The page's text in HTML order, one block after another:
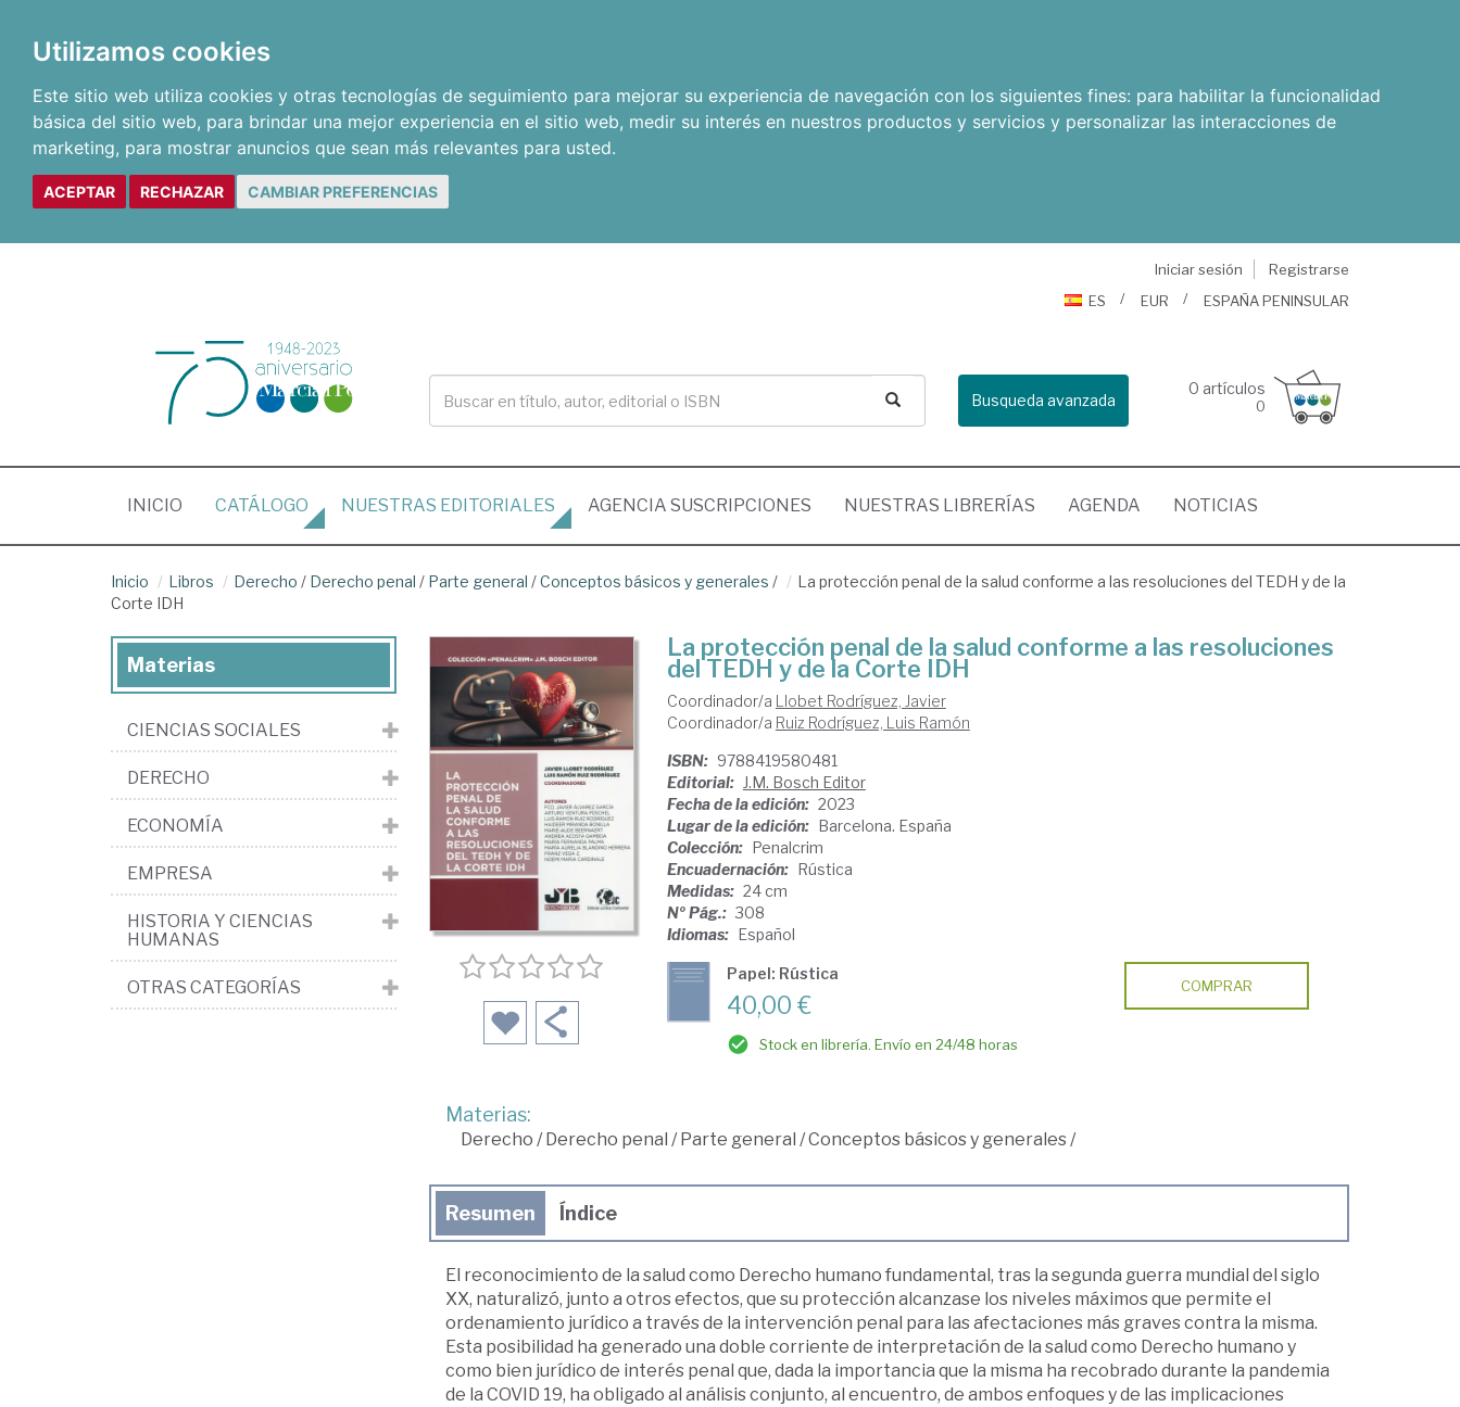
Utilizamos cookies
Este sitio web utiliza cookies y otras tecnologías de seguimiento para mejorar su experiencia de navegación con los siguientes fines: para habilitar la funcionalidad
básica del sitio web, para brindar una mejor experiencia en el sitio web, medir su interés en nuestros productos y servicios y personalizar las interacciones de
marketing, para mostrar anuncios que sean más relevantes para usted.
ACEPTAR RECHAZAR CAMBIAR PREFERENCIAS
Iniciar sesión
Registrarse
ES
EUR ESPAÑA PENINSULAR
Busqueda avanzada
0 artículos
0
INICIO (CURRENT)
CATÁLOGO NUESTRAS EDITORIALES AGENCIA SUSCRIPCIONES NUESTRAS LIBRERÍAS AGENDA NOTICIAS
Inicio Libros Derecho / Derecho penal / Parte general /Conceptos básicos y generales /
La protección penal de la salud conforme a las resoluciones del TEDH y de la
Corte IDH
La protección penal de la salud conforme a las resoluciones
del TEDH y de la Corte IDH
Coordinador/a Llobet Rodríguez, Javier
Coordinador/a Ruiz Rodríguez, Luis Ramón
ISBN: 9788419580481
Editorial: J.M. Bosch Editor
Fecha de la edición: 2023
Lugar de la edición: Barcelona. España
Colección: Penalcrim
Encuadernación: Rústica
Medidas: 24 cm
Nº Pág.: 308
Idiomas: Español
Papel: Rústica
40,00 €
Stock en librería. Envío en 24/48 horas
COMPRAR
Materias:
Derecho /Derecho penal /Parte general /Conceptos básicos y generales/
Resumen Índice
El reconocimiento de la salud como Derecho humano fundamental, tras la segunda guerra mundial del siglo
XX, naturalizó, junto a otros efectos, que su protección alcanzase los niveles máximos que permite el
ordenamiento jurídico a través de la intervención penal para las afectaciones más graves contra la misma.
Esta posibilidad ha generado una doble corriente de interpretación de la salud como Derecho humano y
como bien jurídico de interés penal que, dada la importancia que la misma ha recobrado durante la pandemia
de la COVID 19, ha obligado al análisis conjunto, al encuentro, de ambos enfoques y de las implicaciones
Materias
CIENCIAS SOCIALES
DERECHO
ECONOMÍA
EMPRESA
HISTORIA Y CIENCIAS
HUMANAS
OTRAS CATEGORÍAS